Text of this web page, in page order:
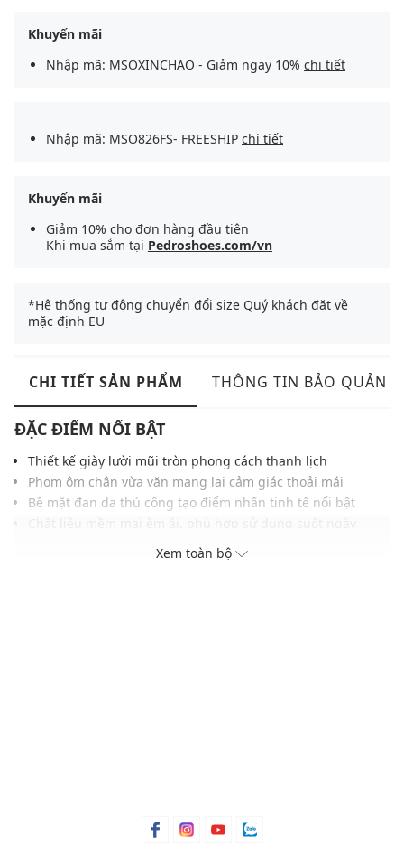
Khuyến mãi
Nhập mã: MSOXINCHAO - Giảm ngay 10% chi tiết
Nhập mã: MSO826FS- FREESHIP chi tiết
Khuyến mãi
Giảm 10% cho đơn hàng đầu tiên
Khi mua sắm tại Pedroshoes.com/vn
*Hệ thống tự động chuyển đổi size Quý khách đặt về
mặc định EU
CHI TIẾT SẢN PHẨM THÔNG TIN BẢO QUẢN
ĐẶC ĐIỂM NỔI BẬT
Thiết kế giày lười mũi tròn phong cách thanh lịch
Phom ôm chân vừa vặn mang lại cảm giác thoải mái
Bề mặt đan da thủ công tạo điểm nhấn tinh tế nổi bật
Đế thấp linh hoạt ổn định, hỗ trợ di chuyển nhẹ nhàng
Tông màu trung tính hiện đại, dễ phối nhiều trang phục
Thích hợp dùng trong các dịp: Đi chơi, đi làm,...
Xem toàn bộ